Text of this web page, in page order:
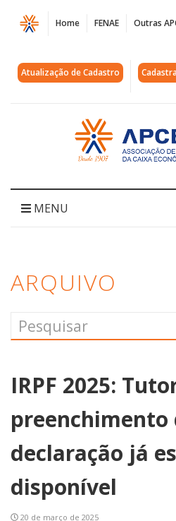
Página
Arquivos
declaração
imposto
Home FENAE Outras
Atualização de Cadastro
Acessar
página
inicial
MENU
ARQUIVO
IRPF 2025:
preenchimento
declaração já
disponível
20 de março de 2025